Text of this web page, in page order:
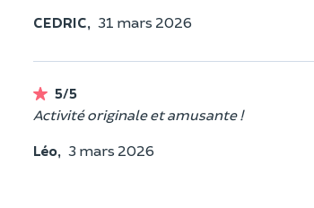
CEDRIC, 31 mars 2026
5/5
Activité originale et amusante !
Léo, 3 mars 2026